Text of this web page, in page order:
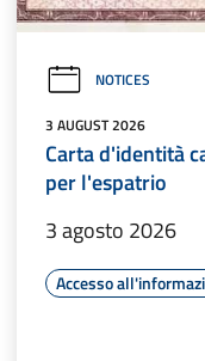
NOTICES
3 AUGUST 2026
Carta d'identità
per l'espatrio
3 agosto 2026
Accesso